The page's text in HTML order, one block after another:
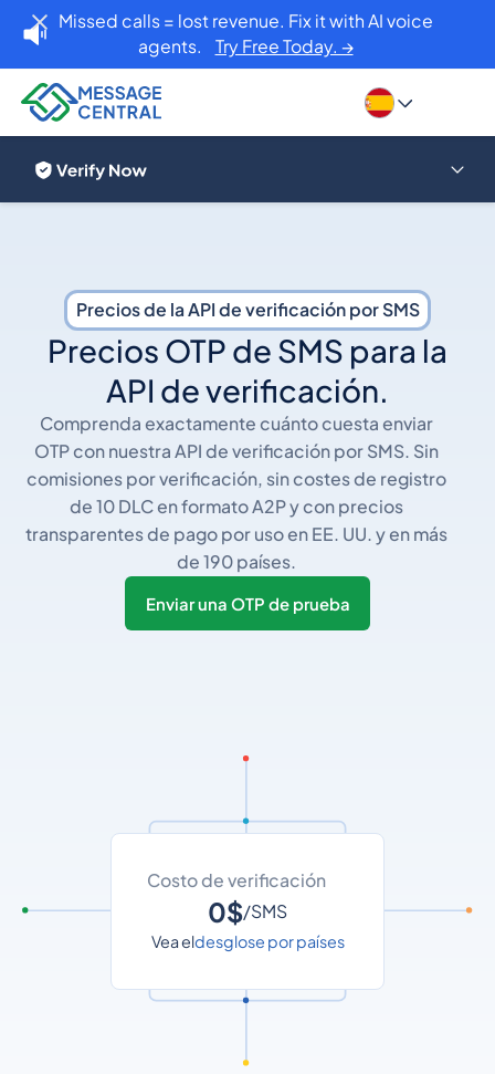
Missed calls = lost revenue. Fix it with AI voice
agents. Try Free Today. →
Precios de la API de verificación por SMS
Precios OTP de SMS para la
API de verificación.
Comprenda exactamente cuánto cuesta enviar
OTP con nuestra API de verificación por SMS. Sin
comisiones por verificación, sin costes de registro
de 10 DLC en formato A2P y con precios
transparentes de pago por uso en EE. UU. y en más
de 190 países.
Enviar una OTP de prueba
Costo de verificación
0$/SMS
Vea eldesglose por países